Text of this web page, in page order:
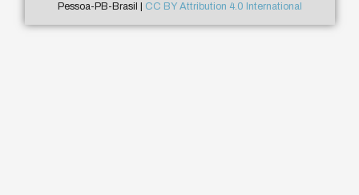
Pessoa-PB-Brasil | CC BY Attribution 4.0 International